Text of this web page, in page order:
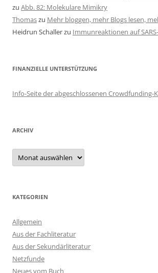
zu Abb. 82: Molekulare Mimikry
Thomaszu Mehr bloggen, mehr Blogs lesen,
Heidrun Schallerzu Immunreaktionen auf
FINANZIELLE UNTERSTÜTZUNG
Info-Seite der abgeschlossenen Crowdfunding-
ARCHIV
Archiv
KATEGORIEN
Allgemein
Aus der Fachliteratur
Aus der Sekundärliteratur
Netzfunde
Neues vom Buch